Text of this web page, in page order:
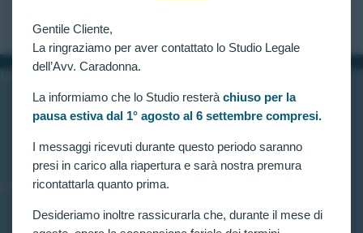
Gentile Cliente,
La ringraziamo per aver contattato lo Studio Legale
dell’Avv. Caradonna.
La informiamo che lo Studio resterà chiuso per la
pausa estiva dal 1° agosto al 6 settembre compresi.
I messaggi ricevuti durante questo periodo saranno
presi in carico alla riapertura e sarà nostra premura
ricontattarla quanto prima.
Desideriamo inoltre rassicurarla che, durante il mese di
Home
Chi siamo
LINK UTILI
Prenota consulenza
Privacy e Cookie Policy